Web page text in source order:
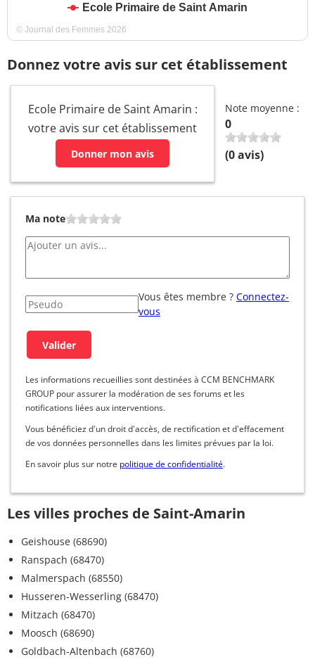
Ecole Primaire de Saint Amarin
© Journal des Femmes 2026
Donnez votre avis sur cet établissement
Ecole Primaire de Saint Amarin :
votre avis sur cet établissement
Donner mon avis
Note moyenne :
0
(0avis)
Ma note
Vous êtes membre ? Connectez-
vous
Les informations recueillies sont destinées à CCM BENCHMARK
GROUP pour assurer la modération de ses forums et les
notifications liées aux interventions.
Vous bénéficiez d'un droit d'accès, de rectification et d'effacement
de vos données personnelles dans les limites prévues par la loi.
En savoir plus sur notre politique de confidentialité.
Les villes proches de Saint-Amarin
Geishouse (68690)
Ranspach (68470)
Malmerspach (68550)
Husseren-Wesserling (68470)
Mitzach (68470)
Moosch (68690)
Goldbach-Altenbach (68760)